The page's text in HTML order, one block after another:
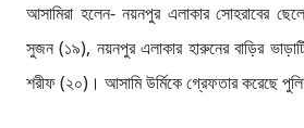
আসামিরা হলেন- নয়নপুর এলাকার সোহরাবের
সুজন (১৯), নয়নপুর এলাকার হারুনের বাড়ির
শরীফ (২০)। আসামি উর্মিকে গ্রেফতার করেছে